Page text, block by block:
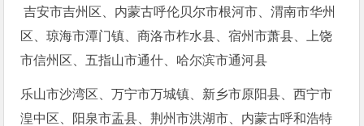
吉安市吉州区、内蒙古呼伦贝尔市根河市、渭南市华州
区、琼海市潭门镇、商洛市柞水县、宿州市萧县、上饶
市信州区、五指山市通什、哈尔滨市通河县
乐山市沙湾区、万宁市万城镇、新乡市原阳县、西宁市
湟中区、阳泉市盂县、荆州市洪湖市、内蒙古呼和浩特